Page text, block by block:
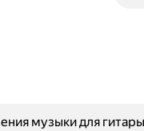
музыки для